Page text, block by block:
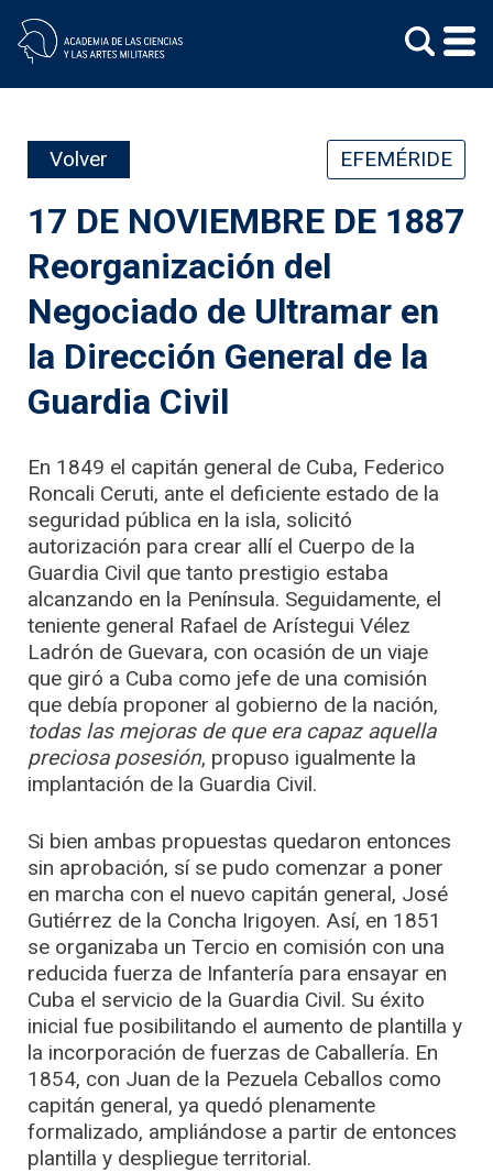
content
Volver EFEMÉRIDE
17 DE NOVIEMBRE DE 1887
Reorganización del
Negociado de Ultramar en
la Dirección General de la
Guardia Civil
En 1849 el capitán general de Cuba, Federico
Roncali Ceruti, ante el deficiente estado de la
seguridad pública en la isla, solicitó
autorización para crear allí el Cuerpo de la
Guardia Civil que tanto prestigio estaba
alcanzando en la Península. Seguidamente, el
teniente general Rafael de Arístegui Vélez
Ladrón de Guevara, con ocasión de un viaje
que giró a Cuba como jefe de una comisión
que debía proponer al gobierno de la nación,
todas las mejoras de que era capaz aquella
preciosa posesión, propuso igualmente la
implantación de la Guardia Civil.
Si bien ambas propuestas quedaron entonces
sin aprobación, sí se pudo comenzar a poner
en marcha con el nuevo capitán general, José
Gutiérrez de la Concha Irigoyen. Así, en 1851
se organizaba un Tercio en comisión con una
reducida fuerza de Infantería para ensayar en
Cuba el servicio de la Guardia Civil. Su éxito
inicial fue posibilitando el aumento de plantilla y
la incorporación de fuerzas de Caballería. En
1854, con Juan de la Pezuela Ceballos como
capitán general, ya quedó plenamente
formalizado, ampliándose a partir de entonces
plantilla y despliegue territorial.